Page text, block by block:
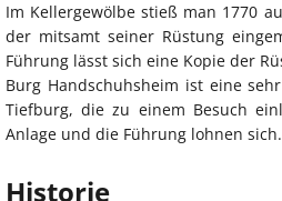
Im Kellergewölbe stieß man 1770
der mitsamt seiner Rüstung
Führung lässt sich eine Kopie der
Burg Handschuhsheim ist eine
Tiefburg, die zu einem Besuch
Anlage und die Führung lohnen sich.
Historie